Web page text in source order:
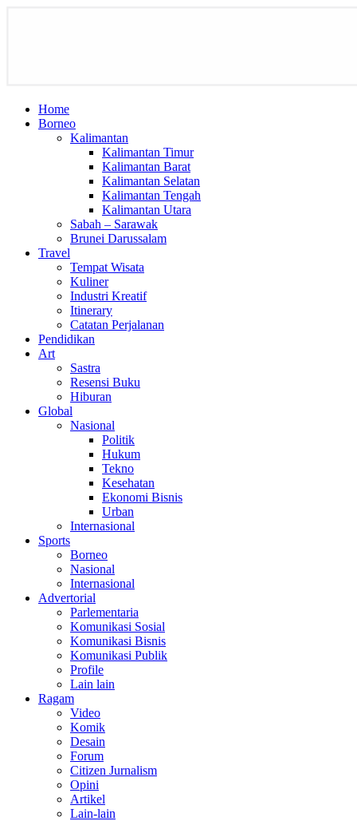
Home
Borneo
Kalimantan
Kalimantan Timur
Kalimantan Barat
Kalimantan Selatan
Kalimantan Tengah
Kalimantan Utara
Sabah – Sarawak
Brunei Darussalam
Travel
Tempat Wisata
Kuliner
Industri Kreatif
Itinerary
Catatan Perjalanan
Pendidikan
Art
Sastra
Resensi Buku
Hiburan
Global
Nasional
Politik
Hukum
Tekno
Kesehatan
Ekonomi Bisnis
Urban
Internasional
Sports
Borneo
Nasional
Internasional
Advertorial
Parlementaria
Komunikasi Sosial
Komunikasi Bisnis
Komunikasi Publik
Profile
Lain lain
Ragam
Video
Komik
Desain
Forum
Citizen Jurnalism
Opini
Artikel
Lain-lain